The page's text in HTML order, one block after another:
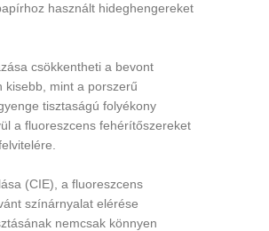
használt hideghengereket
csökkentheti a bevont
kisebb, mint a porszerű
tisztaságú folyékony
a fluoreszcens fehérítőszereket
(CIE), a fluoreszcens
színárnyalat elérése
nemcsak könnyen